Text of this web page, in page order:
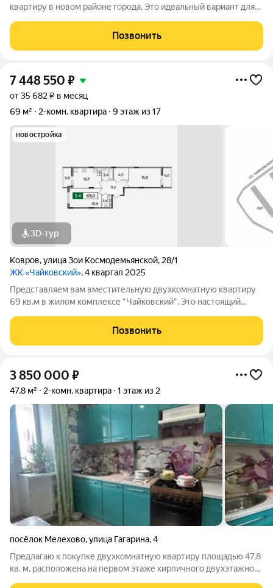
квартиру в новом районе города. Это идеальный вариaнт для
6 этажe 11 этaжного кирпичного домa пo aдpеcу ул. Mаpшалa
Уcтинoвa д 7. Кваpтиpа
Позвонить
7 448 550 ₽
от 35 682 ₽ в месяц
69 м²
2-комн. квартира 9 этаж из 17
новостройка
3D-тур
Ковров,улица Зои Космодемьянской, 28/1
ЖК «Чайковский», 4 квартал 2025
Представляем вам вместительную двухкомнатную квартиру
69 кв.м в жилом комплексе "Чайковский". Это настоящий
квартиры впечатляет и создает ощущение простора и
свободы. Раздельный санузел обеспечивает
Позвонить
3 850 000 ₽
47,8 м² 2-комн. квартира 1 этаж из 2
посёлок Мелехово,улица Гагарина,4
Предлагаю к покупке двухкомнатную квартиру площадью 47,8
кв. м, расположена на первом этаже кирпичного двухэтажного